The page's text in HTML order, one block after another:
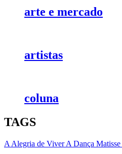
arte e mercado
artistas
coluna
TAGS
A Alegria de ViverA Dança Matisse